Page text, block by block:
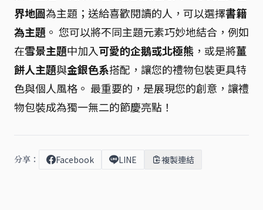
界地圖為主題；送給喜歡閱讀的人，可以選擇書籍
為主題 。 您可以將不同主題元素巧妙地結合，例如
在雪景主題中加入可愛的企鵝或北極熊 ，或是將薑
餅人主題與金銀色系搭配，讓您的禮物包裝更具特
色與個人風格。 最重要的，是展現您的創意，讓禮
物包裝成為獨一無二的節慶亮點！
分享： Facebook LINE 複製連結